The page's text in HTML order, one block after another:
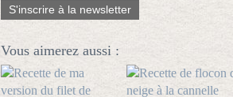
S'inscrire à la newsletter
Vous aimerez aussi :